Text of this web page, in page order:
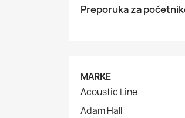
Preporuka za
MARKE
Acoustic Line
Adam Hall